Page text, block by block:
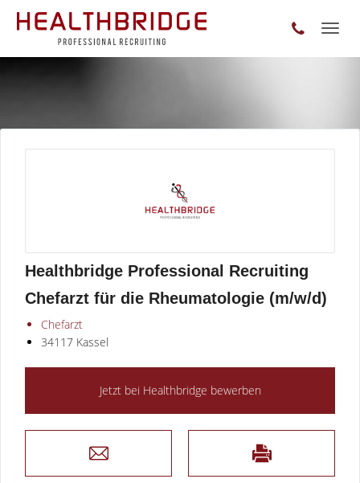
Healthbridge Professional Recruiting
Chefarzt für die Rheumatologie (m/w/d)
Chefarzt
34117 Kassel